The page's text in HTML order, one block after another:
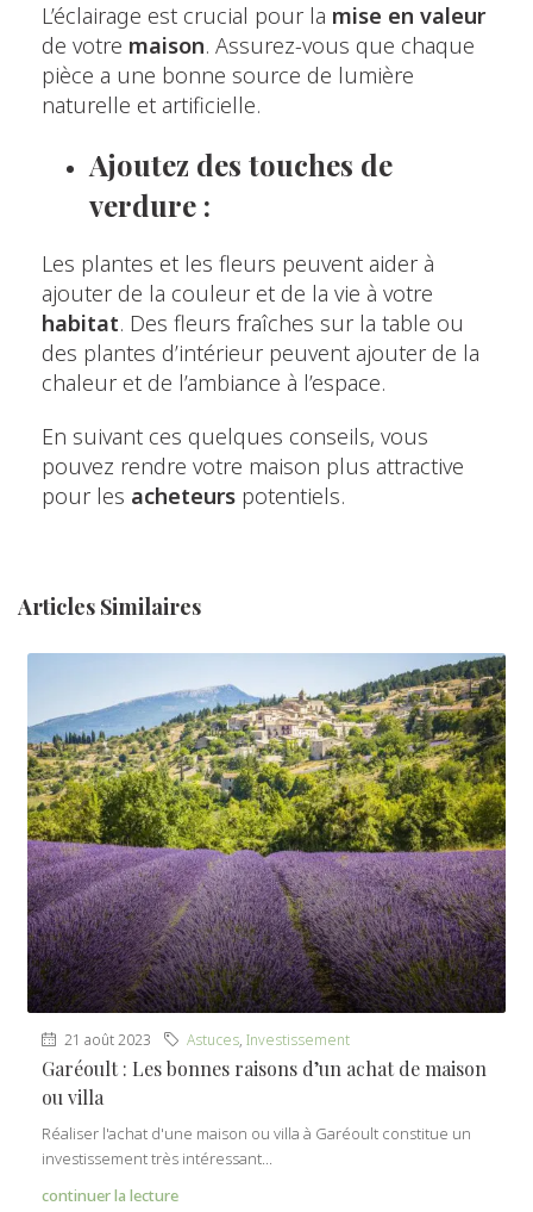
L’éclairage est crucial pour la mise en valeur
de votre maison. Assurez-vous que chaque
pièce a une bonne source de lumière
naturelle et artificielle.
Ajoutez des touches de
verdure :
Les plantes et les fleurs peuvent aider à
ajouter de la couleur et de la vie à votre
habitat. Des fleurs fraîches sur la table ou
des plantes d’intérieur peuvent ajouter de la
chaleur et de l’ambiance à l’espace.
En suivant ces quelques conseils, vous
pouvez rendre votre maison plus attractive
pour les acheteurs potentiels.
Articles Similaires
21 août 2023 Astuces, Investissement
Garéoult : Les bonnes raisons d’un achat de maison
ou villa
Réaliser l'achat d'une maison ou villa à Garéoult constitue un
investissement très intéressant...
continuer la lecture